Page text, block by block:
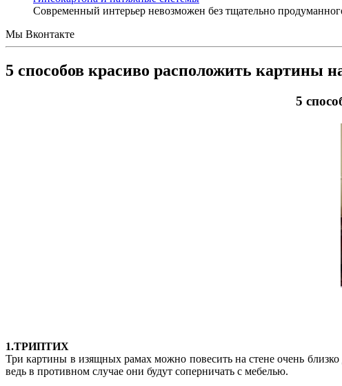
Современный интерьер невозможен без тщательно
Мы Вконтакте
5 способов красиво расположить картины
5
1.ТРИПТИХ
Три картины в изящных рамах можно повесить на стене очень
ведь в противном случае они будут соперничать с мебелью.